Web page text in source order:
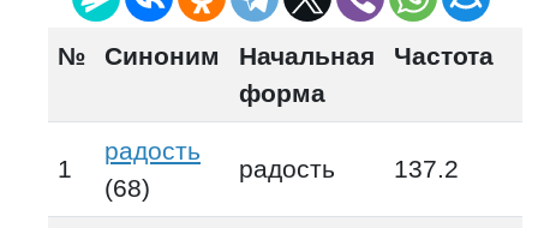
№ Синоним
Начальная
форма
Частота
1
радость
(68)
радость 137.2